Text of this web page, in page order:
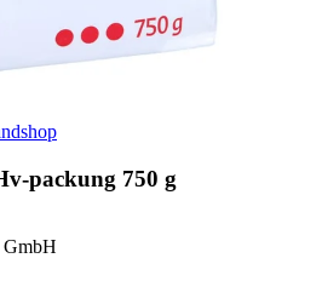
packung 750 g
GmbH